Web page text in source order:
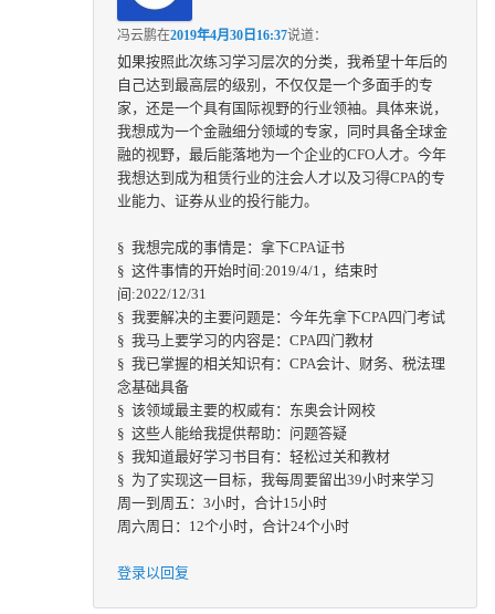
冯云鹏在2019年4月30日16:37说道：
如果按照此次练习学习层次的分类，我希望十年后的
自己达到最高层的级别，不仅仅是一个多面手的专
家，还是一个具有国际视野的行业领袖。具体来说，
我想成为一个金融细分领域的专家，同时具备全球金
融的视野，最后能落地为一个企业的CFO人才。今年
我想达到成为租赁行业的注会人才以及习得CPA的专
业能力、证券从业的投行能力。
§ 我想完成的事情是：拿下CPA证书
§ 这件事情的开始时间:2019/4/1，结束时
间:2022/12/31
§ 我要解决的主要问题是：今年先拿下CPA四门考试
§ 我马上要学习的内容是：CPA四门教材
§ 我已掌握的相关知识有：CPA会计、财务、税法理
念基础具备
§ 该领域最主要的权威有：东奥会计网校
§ 这些人能给我提供帮助：问题答疑
§ 我知道最好学习书目有：轻松过关和教材
§ 为了实现这一目标，我每周要留出39小时来学习
周一到周五：3小时，合计15小时
周六周日：12个小时，合计24个小时
登录以回复